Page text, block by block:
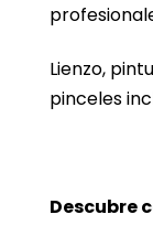
Lienzo,
pinceles
Descubre